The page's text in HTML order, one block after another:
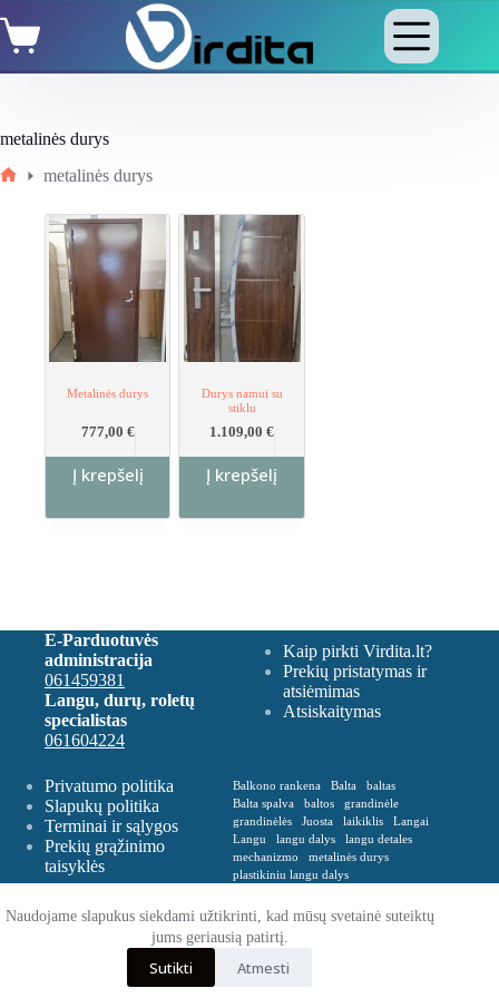
to
content
Naudojame slapukus siekdami užtikrinti, kad mūsų svetainė suteiktų
jums geriausią patirtį.
Sutikti Atmesti
Shopping
cart
metalinės durys
metalinės durys
Metalinės durys
777,00 €
Į krepšelį
Durys namui su
stiklu
1.109,00€
Į krepšelį
E-Parduotuvės
administracija
061459381
Langu, durų, roletų
specialistas
061604224
Kaip pirkti Virdita.lt?
Prekių pristatymas ir
atsiėmimas
Atsiskaitymas
Privatumo politika
Slapukų politika
Terminai ir sąlygos
Prekių grąžinimo
taisyklės
Balkono rankena Balta
baltas
Balta spalva
baltos
grandinėle
grandinėlės
Juosta laikiklis
Langai
Langu
langu dalys
langu detales
mechanizmo
metalinės durys
plastikiniu langu dalys
Rankena
Remontas
roletu dalys
roletų ir žaliuzių dalys
Spalva balta
VERTIKALIŲ